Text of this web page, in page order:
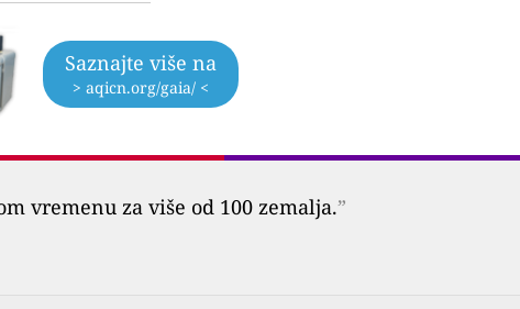
Saznajte više na
> aqicn.org/gaia/ <
vremenu za više od 100 zemalja.”